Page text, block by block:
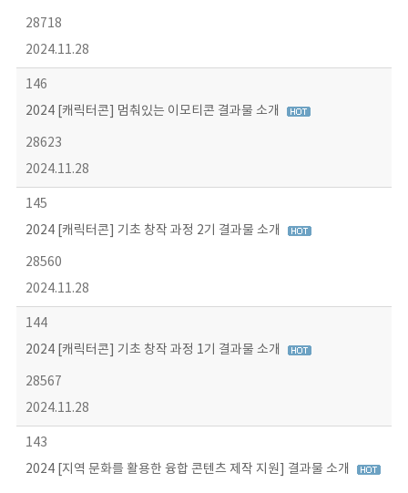
28718
2024.11.28
146
2024 [캐릭터콘] 멈춰있는 이모티콘 결과물 소개
28623
2024.11.28
145
2024 [캐릭터콘] 기초 창작 과정 2기 결과물 소개
28560
2024.11.28
144
2024 [캐릭터콘] 기초 창작 과정 1기 결과물 소개
28567
2024.11.28
143
2024 [지역 문화를 활용한 융합 콘텐츠 제작 지원] 결과물 소개